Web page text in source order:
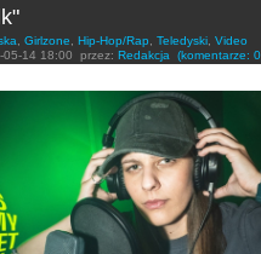
Girlzone Hip-Hop/Rap Teledyski Video
05-14 18:00 przez: Redakcja (komentarze: